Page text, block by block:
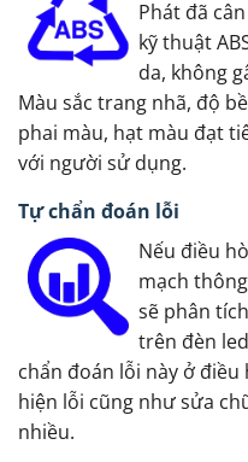
Phát đã
kỹ thuật
da, không
Màu sắc trang nhã, độ
phai màu, hạt màu đạt
với người sử dụng.
Tự chẩn đoán lỗi
Nếu điều
mạch
sẽ phân
trên đèn
chẩn đoán lỗi này ở
hiện lỗi cũng như sửa
nhiều.